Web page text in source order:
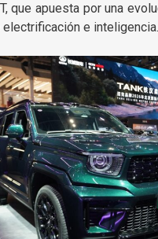
que apuesta por una
e inteligencia.